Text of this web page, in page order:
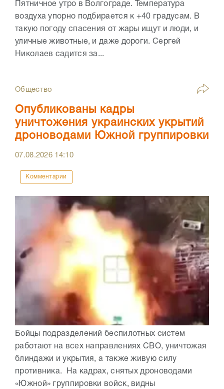
Пятничное утро в Волгограде. Температура
воздуха упорно подбирается к +40 градусам. В
такую погоду спасения от жары ищут и люди, и
уличные животные, и даже дороги. Сергей
Николаев садится за...
Общество
Опубликованы кадры
уничтожения украинских укрытий
дроноводами Южной группировки
07.08.2026 14:10
Комментарии
Бойцы подразделений беспилотных систем
работают на всех направлениях СВО, уничтожая
блиндажи и укрытия, а также живую силу
противника. На кадрах, снятых дроноводами
«Южной» группировки войск, видны